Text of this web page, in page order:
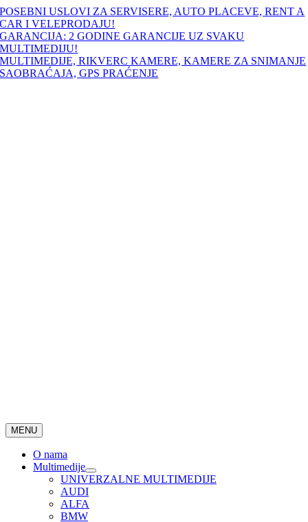
Skip
to
content
POSEBNI USLOVI ZA SERVISERE, AUTO PLACEVE, RENT A
CAR I VELEPRODAJU!
GARANCIJA: 2 GODINE GARANCIJE UZ SVAKU
MULTIMEDIJU!
MULTIMEDIJE, RIKVERC KAMERE, KAMERE ZA SNIMANJE
SAOBRAĆAJA, GPS PRAĆENJE
MENU
O nama
Multimedije
UNIVERZALNE MULTIMEDIJE
AUDI
ALFA
BMW